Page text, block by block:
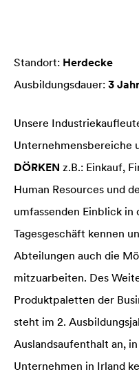
Standort: Herdecke
Ausbildungsdauer: 3
Unsere
Unternehmensbereiche
DÖRKEN z.B.: Einkauf,
Human Resources und
umfassenden Einblick in
Tagesgeschäft kennen
Abteilungen auch die
mitzuarbeiten. Des
Produktpaletten der
steht im 2.
Auslandsaufenthalt an,
Unternehmen in Irland